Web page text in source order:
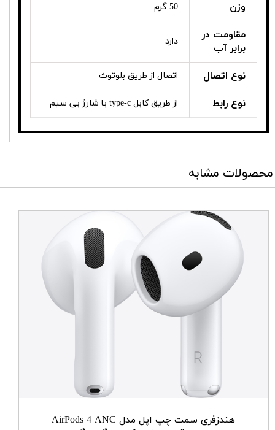
وزن 50 گرم
مقاومت در
برابر آب
دارد
نوع اتصال اتصال از طریق بلوتوث
نوع رابط از طریق کابل type-c یا شارژ بی سیم
محصولات مشابه
هندزفری سمت چپ اپل مدل AirPods 4 ANC